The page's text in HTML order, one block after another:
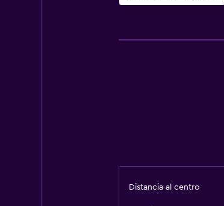
Paseos a caballo
Distancia al centro